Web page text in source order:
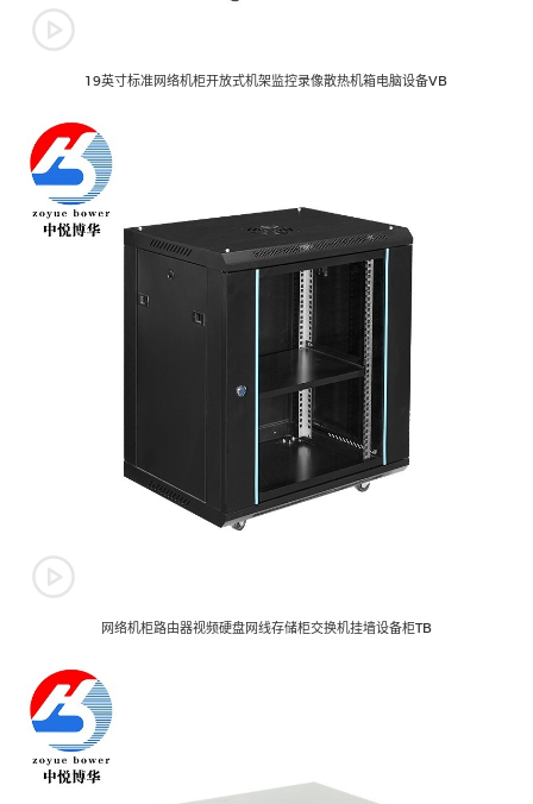
翻转电脑桌
Flip the computer
desk
监控操作台
Monitoring console
Network Cabinet
多媒体讲台
Multimedia podium
Audio Consol
19英寸标准网络机柜开放式机架监控录像散热机箱电脑设备VB
网络机柜路由器视频硬盘网线存储柜交换机挂墙设备柜TB